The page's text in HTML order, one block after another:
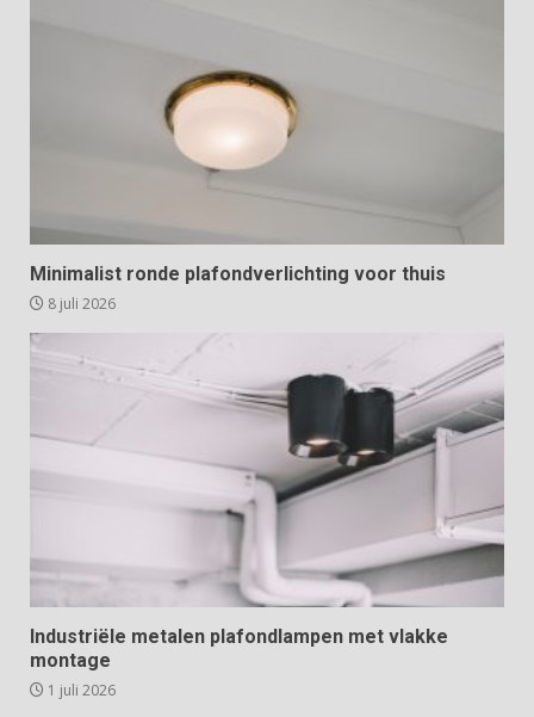
Minimalist ronde plafondverlichting voor thuis
8 juli 2026
Industriële metalen plafondlampen met vlakke
montage
1 juli 2026